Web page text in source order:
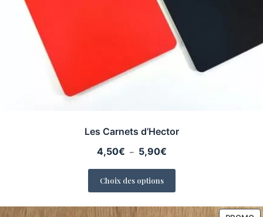
Les Carnets d’Hector
4,50€ – 5,90€Plage
5,90€
Choix des options